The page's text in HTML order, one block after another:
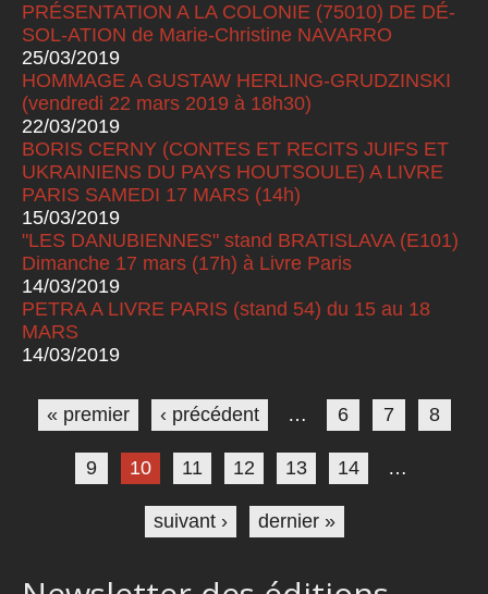
PRÉSENTATION A LA COLONIE (75010) DE DÉ-
SOL-ATION de Marie-Christine NAVARRO
25/03/2019
HOMMAGE A GUSTAW HERLING-GRUDZINSKI
(vendredi 22 mars 2019 à 18h30)
22/03/2019
BORIS CERNY (CONTES ET RECITS JUIFS ET
UKRAINIENS DU PAYS HOUTSOULE) A LIVRE
PARIS SAMEDI 17 MARS (14h)
15/03/2019
"LES DANUBIENNES" stand BRATISLAVA (E101)
Dimanche 17 mars (17h) à Livre Paris
14/03/2019
PETRA A LIVRE PARIS (stand 54) du 15 au 18
MARS
14/03/2019
Pages
« premier ‹ précédent … 6 7 8
9 10 11 12 13 14 …
suivant › dernier »